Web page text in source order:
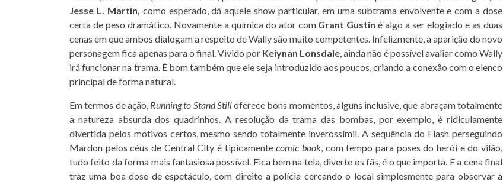
Jesse L. Martin, como esperado, dá aquele show particular, em uma subtrama envolvente e com a dose
certa de peso dramático. Novamente a química do ator com Grant Gustin é algo a ser elogiado e as duas
cenas em que ambos dialogam a respeito de Wally são muito competentes. Infelizmente, a aparição do novo
personagem fica apenas para o final. Vivido por Keiynan Lonsdale, ainda não é possível avaliar como Wally
irá funcionar na trama. É bom também que ele seja introduzido aos poucos, criando a conexão com o elenco
principal de forma natural.
Em termos de ação, Running to Stand Stilloferece bons momentos, alguns inclusive, que abraçam totalmente
a natureza absurda dos quadrinhos. A resolução da trama das bombas, por exemplo, é ridiculamente
divertida pelos motivos certos, mesmo sendo totalmente inverossímil. A sequência do Flash perseguindo
Mardon pelos céus de Central City é tipicamentecomic book, com tempo para poses do herói e do vilão,
tudo feito da forma mais fantasiosa possível. Fica bem na tela, diverte os fãs, é o que importa. E a cena final
traz uma boa dose de espetáculo, com direito a polícia cercando o local simplesmente para observar a